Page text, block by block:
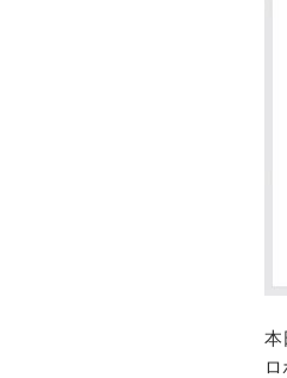
本